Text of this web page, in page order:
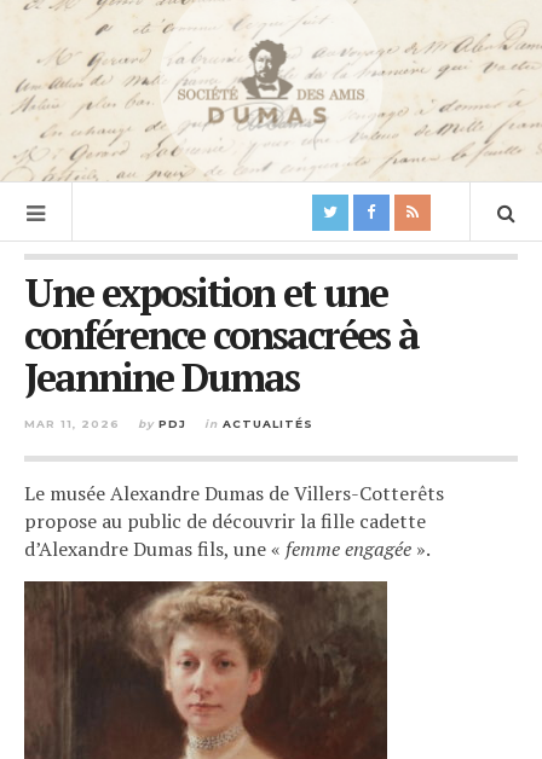
Une exposition et une
conférence consacrées à
Jeannine Dumas
MAR 11, 2026 by PDJ in ACTUALITÉS
Le musée Alexandre Dumas de Villers-Cotterêts
propose au public de découvrir la fille cadette
d’Alexandre Dumas fils, une « femme engagée ».